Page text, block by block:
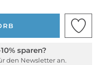
sparen?
den Newsletter an.